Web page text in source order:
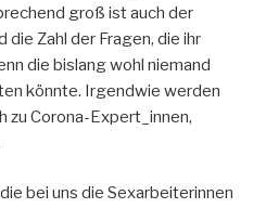
groß ist auch der
die Zahl der Fragen, die ihr
die bislang wohl niemand
könnte. Irgendwie werden
zu Corona-Expert_innen,
bei uns die Sexarbeiterinnen